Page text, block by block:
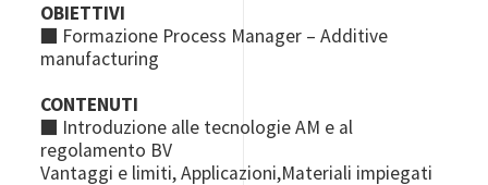
OBIETTIVI
■ Formazione Process Manager – Additive
manufacturing
CONTENUTI
■ Introduzione alle tecnologie AM e al
regolamento BV
Vantaggi e limiti, Applicazioni,Materiali impiegati